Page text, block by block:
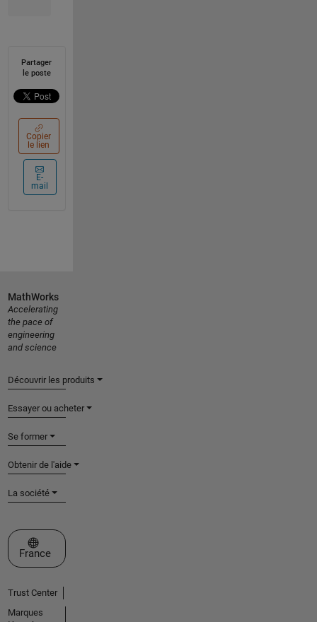
Partager
le poste
Copier
le lien
E-
mail
MathWorks
Accelerating
the pace of
engineering
and science
Découvrir les produits
Essayer ou acheter
Se former
Obtenir de l'aide
La société
Sélectionner un site web
France
Trust Center
Marques